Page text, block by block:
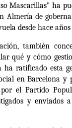
Mascarillas” ha
Almería de
desde hace
también
qué y cómo
ha ratificado esta
en Barcelonay
el Partido
y enviados